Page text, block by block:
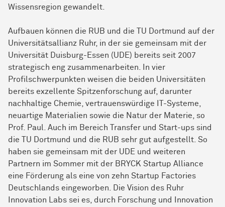
Wissensregion gewandelt.
Aufbauen können die RUB und die TU Dortmund auf der
Universitätsallianz Ruhr, in der sie gemeinsam mit der
Universität Duisburg-Essen (UDE) bereits seit 2007
strategisch eng zusammenarbeiten. In vier
Profilschwerpunkten weisen die beiden Universitäten
bereits exzellente Spitzenforschung auf, darunter
nachhaltige Chemie, vertrauenswürdige IT-Systeme,
neuartige Materialien sowie die Natur der Materie, so
Prof. Paul. Auch im Bereich Transfer und Start-ups sind
die TU Dortmund und die RUB sehr gut aufgestellt. So
haben sie gemeinsam mit der UDE und weiteren
Partnern im Sommer mit der BRYCK Startup Alliance
eine Förderung als eine von zehn Startup Factories
Deutschlands eingeworben. Die Vision des Ruhr
Innovation Labs sei es, durch Forschung und Innovation